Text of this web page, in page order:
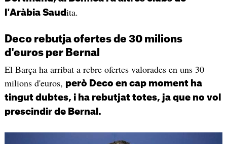
l'Aràbia Saud ita.
Deco rebutja ofertes de 30 milions
d'euros per Bernal
El Barça ha arribat a rebre ofertes valorades en uns 30
milions d'euros, però Deco en cap moment ha
tingut dubtes, i ha rebutjat totes, ja que no vol
prescindir de Bernal.